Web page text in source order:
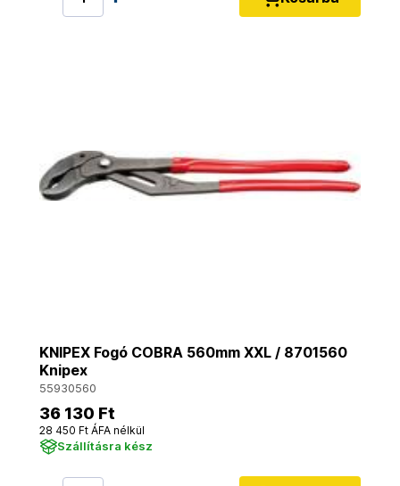
KNIPEX Fogó COBRA 560mm XXL / 8701560
Knipex
55930560
36 130 Ft
28 450 Ft ÁFA nélkül
Szállításra kész